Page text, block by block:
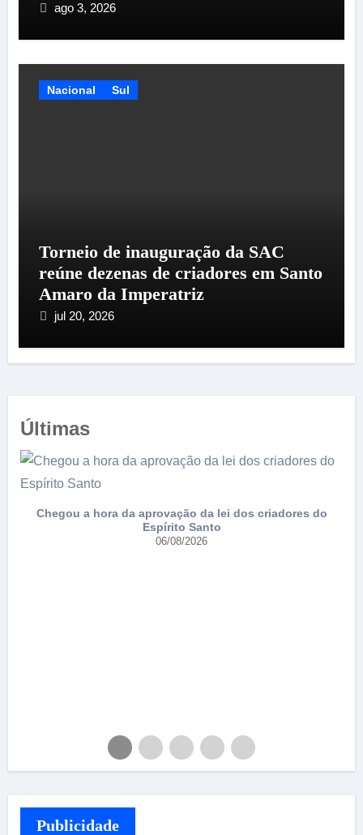
ago 3, 2026
Nacional Sul
Torneio de inauguração da SAC
reúne dezenas de criadores em Santo
Amaro da Imperatriz
jul 20, 2026
Últimas
Chegou a hora da aprovação da lei dos criadores do
Espírito Santo
06/08/2026
Publicidade